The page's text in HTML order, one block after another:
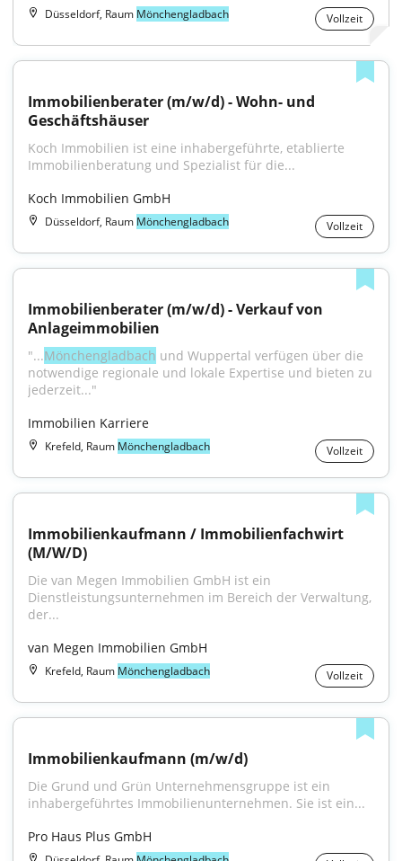
Düsseldorf, Raum Mönchengladbach Vollzeit
Immobilienberater (m/w/d) - Wohn- und
Geschäftshäuser
Koch Immobilien ist eine inhabergeführte, etablierte
Immobilienberatung und Spezialist für die...
Koch Immobilien GmbH
Düsseldorf, Raum Mönchengladbach Vollzeit
Immobilienberater (m/w/d) - Verkauf von
Anlageimmobilien
"...Mönchengladbach und Wuppertal verfügen über die
notwendige regionale und lokale Expertise und bieten zu
jederzeit..."
Immobilien Karriere
Krefeld, Raum Mönchengladbach Vollzeit
Immobilienkaufmann / Immobilienfachwirt
(M/W/D)
Die van Megen Immobilien GmbH ist ein
Dienstleistungsunternehmen im Bereich der Verwaltung,
der...
van Megen Immobilien GmbH
Krefeld, Raum Mönchengladbach Vollzeit
Immobilienkaufmann (m/w/d)
Die Grund und Grün Unternehmensgruppe ist ein
inhabergeführtes Immobilienunternehmen. Sie ist ein...
Pro Haus Plus GmbH